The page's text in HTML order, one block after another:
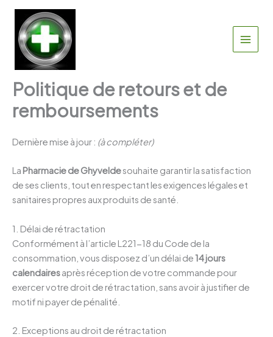
Aller
contenu
MAIN
Politique de retours et de
remboursements
Dernière mise à jour : (à compléter)
La Pharmacie de Ghyveldesouhaite garantir la satisfaction
de ses clients, tout en respectant les exigences légales et
sanitaires propres aux produits de santé.
1. Délai de rétractation
Conformément à l’article L221-18 du Code de la
consommation, vous disposez d’un délai de14 jours
calendairesaprès réception de votre commande pour
exercer votre droit de rétractation, sans avoir à justifier de
motif ni payer de pénalité.
2. Exceptions au droit de rétractation